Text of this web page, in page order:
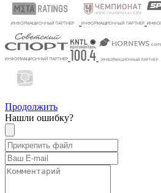
Продолжить
Нашли ошибку?